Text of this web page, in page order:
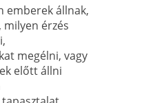
emberek állnak,
érzés
megélni, vagy
előtt állni